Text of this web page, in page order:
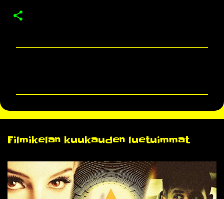
e
i
t
Filmikelan kuukauden luetuimmat